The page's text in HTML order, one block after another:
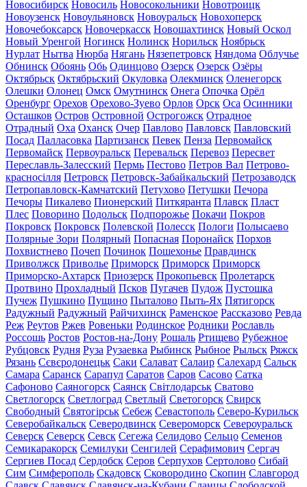
Новосибирск Новосиль Новосокольники Новотроицк
Новоузенск Новоульяновск Новоуральск Новохоперск
Новочебоксарск Новочеркасск Новошахтинск Новый Оскол
Новый Уренгой Ногинск Нолинск Норильск Ноябрьск
Нурлат Нытва Нюрба Нягань Нязепетровск Няндома Облучье
Обнинск Обоянь Обь Одинцово Озерск Озерск Озёры
Октябрьск Октябрьский Окуловка Олекминск Оленегорск
Олешки Олонец Омск Омутнинск Онега Опочка Орёл
Оренбург Орехов Орехово-Зуево Орлов Орск Оса Осинники
Осташков Остров Островной Острогожск Отрадное
Отрадный Оха Оханск Очер Павлово Павловск Павловский
Посад Палласовка Партизанск Певек Пенза Первомайск
Первомайск Первоуральск Перевальск Перевоз Пересвет
Переславль-Залесский Пермь Пестово Петров Вал Петрово-
красносілля Петровск Петровск-Забайкальский Петрозаводск
Петропавловск-Камчатский Петухово Петушки Печора
Печоры Пикалево Пионерский Питкяранта Плавск Пласт
Плес Поворино Подольск Подпорожье Покачи Покров
Покровск Покровск Полевской Полесск Пологи Полысаево
Полярные Зори Полярный Попасная Поронайск Порхов
Похвистнево Почеп Починок Пошехонье Правдинск
Приволжск Приволье Приморск Приморск Приморск
Приморско-Ахтарск Приозерск Прокопьевск Пролетарск
Протвино Прохладный Псков Пугачев Пудож Пустошка
Пучеж Пушкино Пущино Пыталово Пыть-Ях Пятигорск
Радужный Радужный Райчихинск Раменское Рассказово Ревда
Реж Реутов Ржев Ровеньки Родинское Родники Рославль
Россошь Ростов Ростов-на-Дону Рошаль Ртищево Рубежное
Рубцовск Рудня Руза Рузаевка Рыбинск Рыбное Рыльск Ряжск
Рязань Сєвєродонецьк Саки Салават Салаир Салехард Сальск
Самара Саранск Сарапул Саратов Саров Сасово Сатка
Сафоново Саяногорск Саянск Світлодарськ Сватово
Светлогорск Светлоград Светлый Светогорск Свирск
Свободный Святогірськ Себеж Севастополь Северо-Курильск
Северобайкальск Северодвинск Североморск Североуральск
Северск Северск Севск Сегежа Селидово Сельцо Семенов
Семикаракорск Семилуки Сенгилей Серафимович Сергач
Сергиев Посад Сердобск Серов Серпухов Сертолово Сибай
Сим Симферополь Скадовск Сковородино Скопин Славгород